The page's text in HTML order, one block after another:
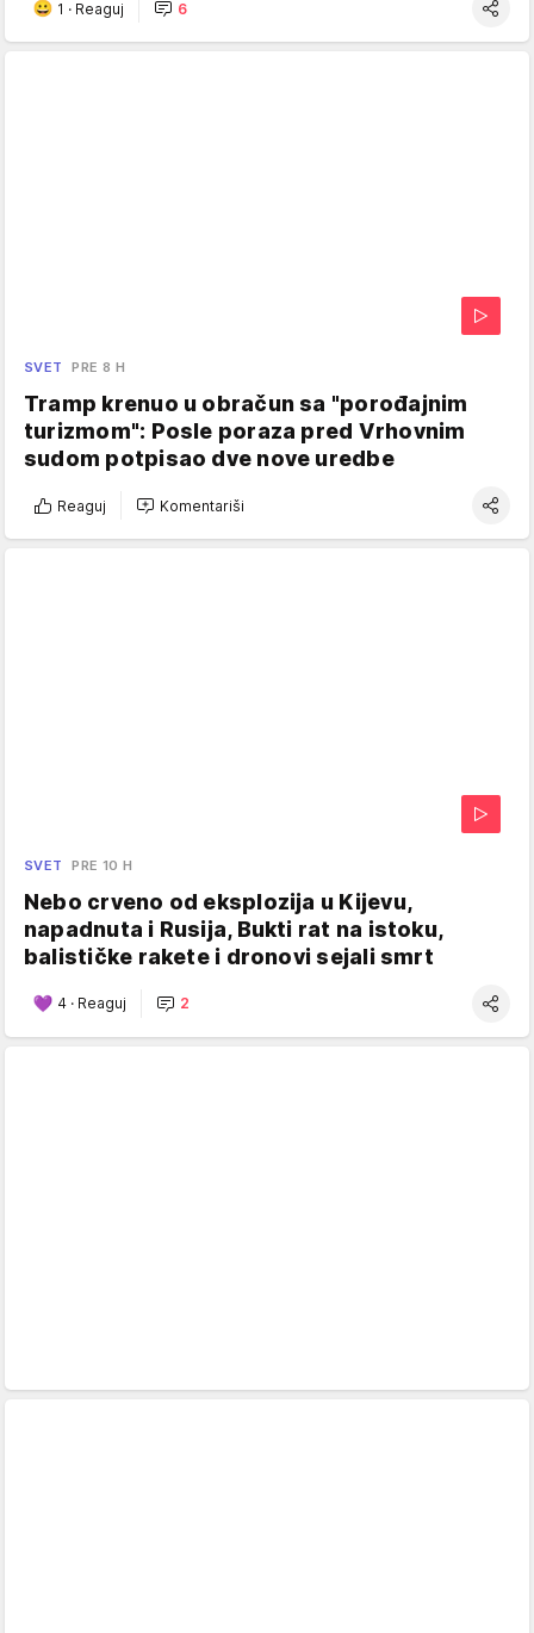
1 · Reaguj 6
SVET PRE 8 H
Tramp krenuo u obračun sa "porođajnim
turizmom": Posle poraza pred Vrhovnim
sudom potpisao dve nove uredbe
Reaguj Komentariši
SVET PRE 10 H
Nebo crveno od eksplozija u Kijevu,
napadnuta i Rusija, Bukti rat na istoku,
balističke rakete i dronovi sejali smrt
4 · Reaguj 2